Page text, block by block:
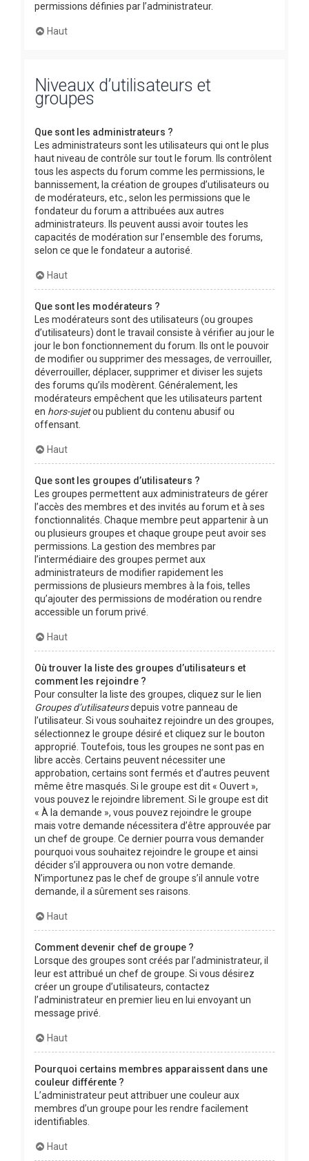
permissions définies par l’administrateur.
Haut
Niveaux d’utilisateurs et
groupes
Que sont les administrateurs ?
Les administrateurs sont les utilisateurs qui ont le plus
haut niveau de contrôle sur tout le forum. Ils contrôlent
tous les aspects du forum comme les permissions, le
bannissement, la création de groupes d’utilisateurs ou
de modérateurs, etc., selon les permissions que le
fondateur du forum a attribuées aux autres
administrateurs. Ils peuvent aussi avoir toutes les
capacités de modération sur l’ensemble des forums,
selon ce que le fondateur a autorisé.
Haut
Que sont les modérateurs ?
Les modérateurs sont des utilisateurs (ou groupes
d’utilisateurs) dont le travail consiste à vérifier au jour le
jour le bon fonctionnement du forum. Ils ont le pouvoir
de modifier ou supprimer des messages, de verrouiller,
déverrouiller, déplacer, supprimer et diviser les sujets
des forums qu’ils modèrent. Généralement, les
modérateurs empêchent que les utilisateurs partent
en hors-sujetou publient du contenu abusif ou
offensant.
Haut
Que sont les groupes d’utilisateurs ?
Les groupes permettent aux administrateurs de gérer
l’accès des membres et des invités au forum et à ses
fonctionnalités. Chaque membre peut appartenir à un
ou plusieurs groupes et chaque groupe peut avoir ses
permissions. La gestion des membres par
l’intermédiaire des groupes permet aux
administrateurs de modifier rapidement les
permissions de plusieurs membres à la fois, telles
qu’ajouter des permissions de modération ou rendre
accessible un forum privé.
Haut
Où trouver la liste des groupes d’utilisateurs et
comment les rejoindre ?
Pour consulter la liste des groupes, cliquez sur le lien
Groupes d’utilisateursdepuis votre panneau de
l’utilisateur. Si vous souhaitez rejoindre un des groupes,
sélectionnez le groupe désiré et cliquez sur le bouton
approprié. Toutefois, tous les groupes ne sont pas en
libre accès. Certains peuvent nécessiter une
approbation, certains sont fermés et d’autres peuvent
même être masqués. Si le groupe est dit « Ouvert »,
vous pouvez le rejoindre librement. Si le groupe est dit
« À la demande », vous pouvez rejoindre le groupe
mais votre demande nécessitera d’être approuvée par
un chef de groupe. Ce dernier pourra vous demander
pourquoi vous souhaitez rejoindre le groupe et ainsi
décider s’il approuvera ou non votre demande.
N’importunez pas le chef de groupe s’il annule votre
demande, il a sûrement ses raisons.
Haut
Comment devenir chef de groupe ?
Lorsque des groupes sont créés par l’administrateur, il
leur est attribué un chef de groupe. Si vous désirez
créer un groupe d’utilisateurs, contactez
l’administrateur en premier lieu en lui envoyant un
message privé.
Haut
Pourquoi certains membres apparaissent dans une
couleur différente ?
L’administrateur peut attribuer une couleur aux
membres d’un groupe pour les rendre facilement
identifiables.
Haut